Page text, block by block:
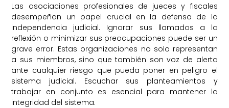
Las asociaciones profesionales de jueces y fiscales
desempeñan un papel crucial en la defensa de la
independencia judicial. Ignorar sus llamados a la
reflexión o minimizar sus preocupaciones puede ser un
grave error. Estas organizaciones no solo representan
a sus miembros, sino que también son voz de alerta
ante cualquier riesgo que pueda poner en peligro el
sistema judicial. Escuchar sus planteamientos y
trabajar en conjunto es esencial para mantener la
integridad del sistema.